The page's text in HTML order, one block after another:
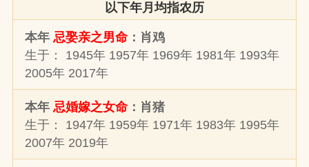
以下年月均指农历
本年 忌娶亲之男命：肖鸡
生于： 1945年 1957年 1969年 1981年 1993年
2005年 2017年
本年 忌婚嫁之女命：肖猪
生于： 1947年 1959年 1971年 1983年 1995年
2007年 2019年